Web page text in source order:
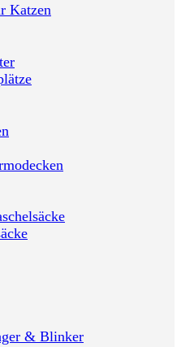
Katzen
& Blinker